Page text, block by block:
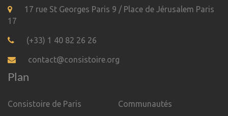
17 rue St Georges Paris 9 / Place de Jérusalem Paris
17
(+33) 1 40 82 26 26
contact@consistoire.org
Plan
Consistoire de Paris Communautés